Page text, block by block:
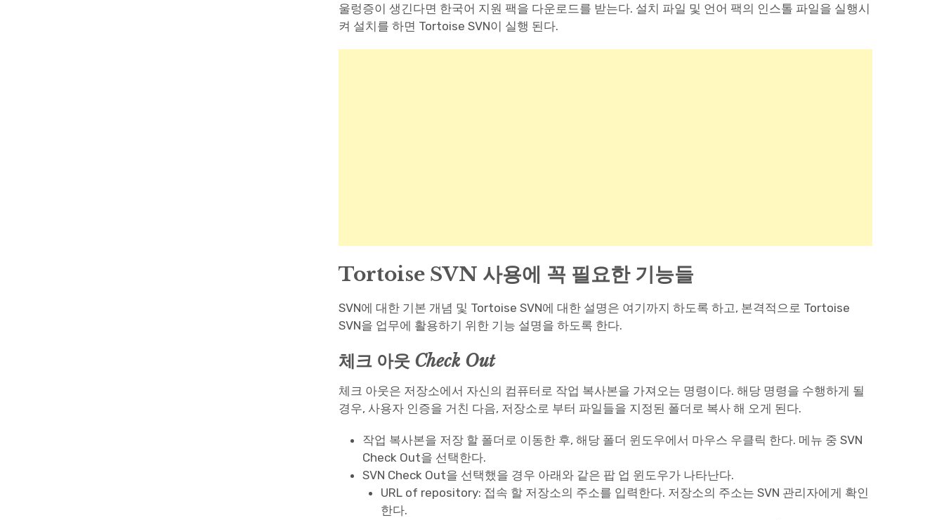
울렁증이 생긴다면 한국어 지원 팩을 다운로드를 받는다. 설치 파일 및 언어 팩의 인스톨 파일을 실행시
켜 설치를 하면 Tortoise SVN이 실행 된다.
Tortoise SVN 사용에 꼭 필요한 기능들
SVN에 대한 기본 개념 및 Tortoise SVN에 대한 설명은 여기까지 하도록 하고, 본격적으로 Tortoise
SVN을 업무에 활용하기 위한 기능 설명을 하도록 한다.
체크 아웃 Check Out
체크 아웃은 저장소에서 자신의 컴퓨터로 작업 복사본을 가져오는 명령이다. 해당 명령을 수행하게 될
경우, 사용자 인증을 거친 다음, 저장소로 부터 파일들을 지정된 폴더로 복사 해 오게 된다.
작업 복사본을 저장 할 폴더로 이동한 후, 해당 폴더 윈도우에서 마우스 우클릭 한다. 메뉴 중 SVN
Check Out을 선택한다.
SVN Check Out을 선택했을 경우 아래와 같은 팝 업 윈도우가 나타난다.
URL of repository: 접속 할 저장소의 주소를 입력한다. 저장소의 주소는 SVN 관리자에게 확인
한다.